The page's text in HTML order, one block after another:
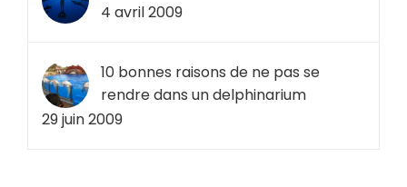
4 avril 2009
10 bonnes raisons de ne pas se
rendre dans un delphinarium
29 juin 2009